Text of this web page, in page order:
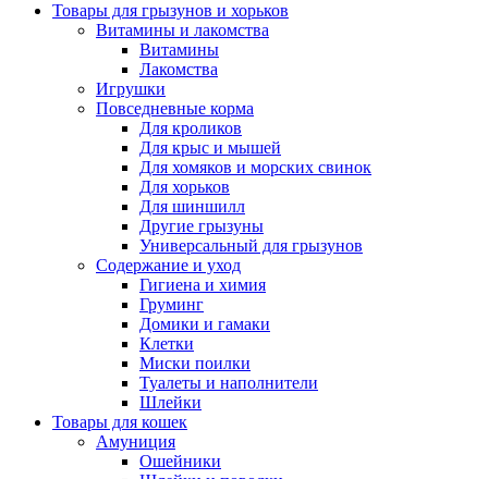
Товары для грызунов и хорьков
Витамины и лакомства
Витамины
Лакомства
Игрушки
Повседневные корма
Для кроликов
Для крыс и мышей
Для хомяков и морских свинок
Для хорьков
Для шиншилл
Другие грызуны
Универсальный для грызунов
Содержание и уход
Гигиена и химия
Груминг
Домики и гамаки
Клетки
Миски поилки
Туалеты и наполнители
Шлейки
Товары для кошек
Амуниция
Ошейники